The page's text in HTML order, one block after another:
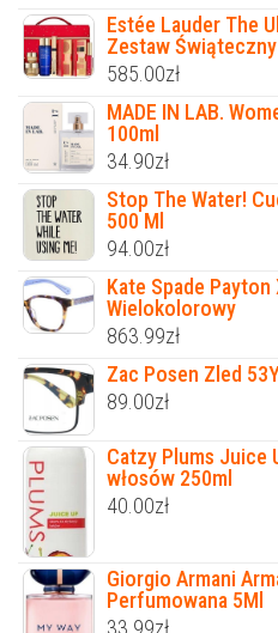
Estée Lauder The
Zestaw Świąteczny
585.00zł
MADE IN LAB.
100ml
34.90zł
Stop The Water!
500 Ml
94.00zł
Kate Spade
Wielokolorowy
863.99zł
Zac Posen Zled
89.00zł
Catzy Plums Juice
włosów 250ml
40.00zł
Giorgio Armani
Perfumowana 5Ml
33.99zł